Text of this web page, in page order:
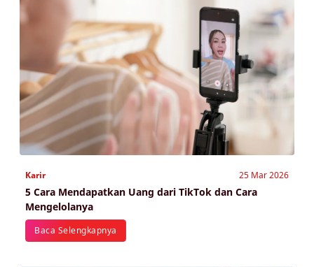
Karir 25 Mar 2026
5 Cara Mendapatkan Uang dari TikTok dan Cara
Mengelolanya
Baca Selengkapnya